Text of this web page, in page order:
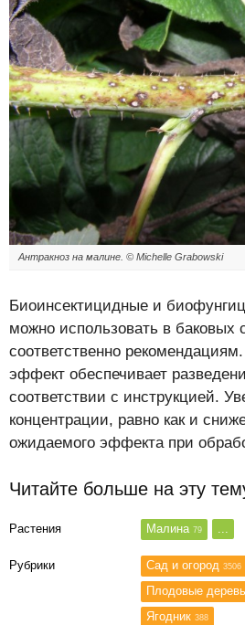
Антракноз на малине. © Michelle Grabowski
Биоинсектицидные и
можно использовать в баковых
соответственно
эффект обеспечивает
соответствии с инструкцией.
концентрации, равно как и
ожидаемого эффекта при
Читайте больше на эту
Растения Малина 79 ...
Рубрики Сад и огород 3506
Плодовые
Ягодник 388